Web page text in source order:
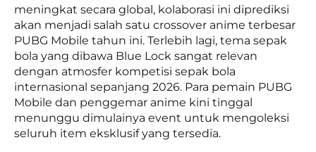
meningkat secara global, kolaborasi ini diprediksi
akan menjadi salah satu crossover anime terbesar
PUBG Mobile tahun ini. Terlebih lagi, tema sepak
bola yang dibawa Blue Lock sangat relevan
dengan atmosfer kompetisi sepak bola
internasional sepanjang 2026. Para pemain PUBG
Mobile dan penggemar anime kini tinggal
menunggu dimulainya event untuk mengoleksi
seluruh item eksklusif yang tersedia.